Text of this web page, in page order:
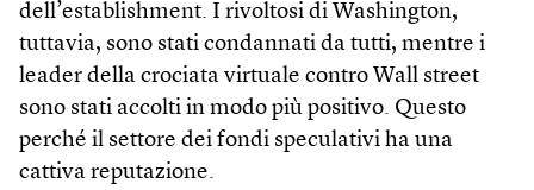
dell’establishment. I rivoltosi di Washington,
tuttavia, sono stati condannati da tutti, mentre i
leader della crociata virtuale contro Wall street
sono stati accolti in modo più positivo. Questo
perché il settore dei fondi speculativi ha una
cattiva reputazione.